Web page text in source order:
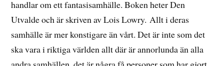
handlar om ett fantasisamhälle. Boken heter Den
Utvalde och är skriven av Lois Lowry. Allt i deras
samhälle är mer konstigare än vårt. Det är inte som det
ska vara i riktiga världen allt där är annorlunda än alla